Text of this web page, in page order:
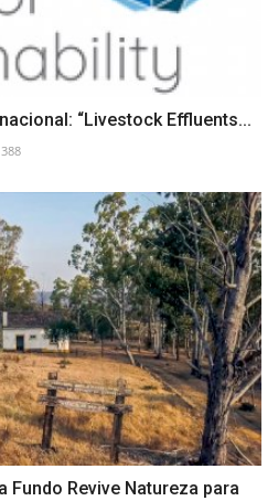
“Livestock Effluents...
Fundo Revive Natureza para